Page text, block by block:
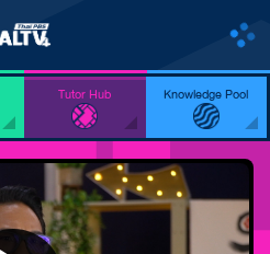
Tutor Hub Knowledge Pool